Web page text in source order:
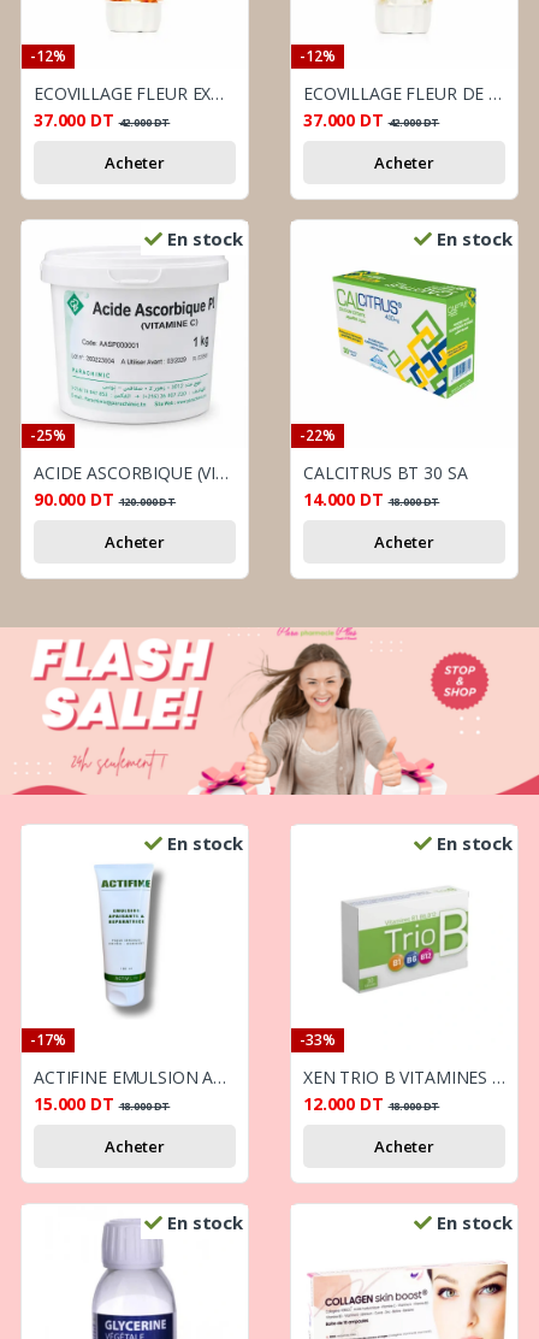
-12%
ECOVILLAGE FLEUR EXOTIQUE 400ML
37.000 DT 42.000DT
Acheter
-12%
ECOVILLAGE FLEUR DE JASMIN 400ML NEW
37.000 DT 42.000DT
Acheter
En stock
-25%
ACIDE ASCORBIQUE (VIT C) 1 KG PARACHIMIC
90.000 DT 120.000DT
Acheter
En stock
-22%
CALCITRUS BT 30 SA
14.000 DT 18.000DT
Acheter
En stock
-17%
ACTIFINE EMULSION APAISANTE REPARATRICE 180ML
15.000 DT 18.000DT
Acheter
En stock
-33%
XEN TRIO B VITAMINES B1 B6 B12 30 GELULES
12.000 DT 18.000DT
Acheter
En stock En stock